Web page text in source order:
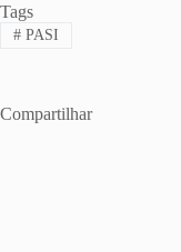
Tags
#PASI
Compartilhar